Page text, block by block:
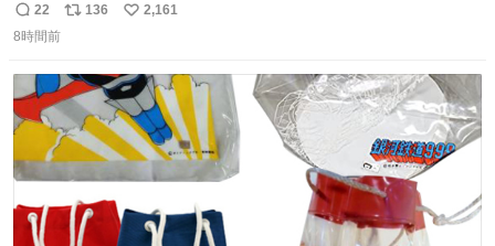
返
信
22
リ
ト
数
136
い
数
2,161
8時間前